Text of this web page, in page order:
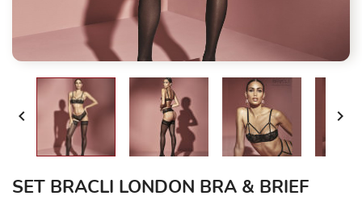
 
SET BRACLI LONDON BRA & BRIEF